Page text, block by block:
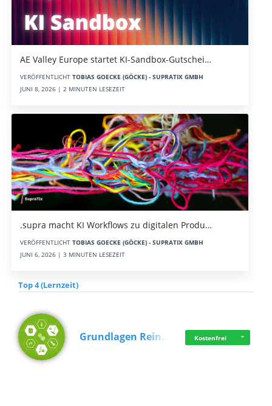
AE Valley Europe startet KI-Sandbox-Gutschei…
VERÖFFENTLICHT TOBIAS GOECKE (GÖCKE) - SUPRATIX GMBH
JUNI 8, 2026 | 2 MINUTEN LESEZEIT
.supra macht KI Workflows zu digitalen Produ…
VERÖFFENTLICHT TOBIAS GOECKE (GÖCKE) - SUPRATIX GMBH
JUNI 6, 2026 | 3 MINUTEN LESEZEIT
Top 4 (Lernzeit)
Grundlagen Rein… Kostenfrei